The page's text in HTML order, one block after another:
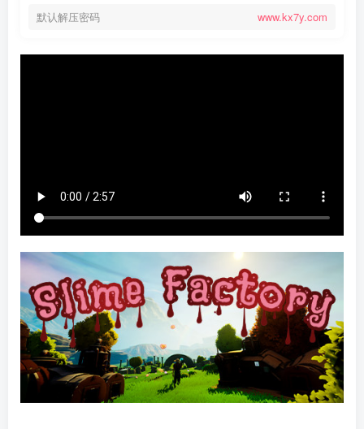
默认解压密码 www.kx7y.com